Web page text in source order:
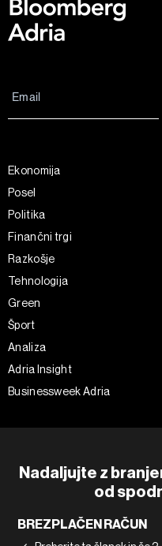
Nadaljujte z
od
BREZPLAČEN RAČUN
Ekonomija
Posel
Politika
Finančni trgi
Razkošje
Tehnologija
Green
Šport
Analiza
Adria Insight
Businessweek Adria
Piškotki
Marketing